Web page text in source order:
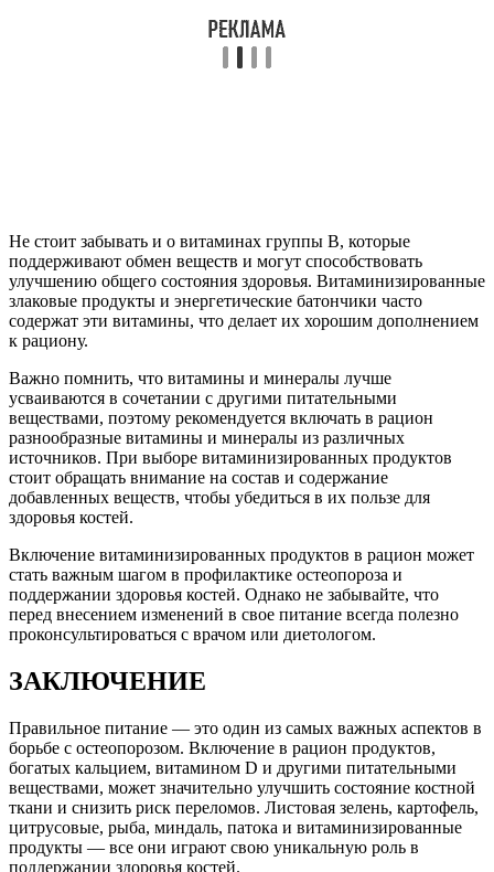
Не стоит забывать и о витаминах группы B, которые
поддерживают обмен веществ и могут способствовать
улучшению общего состояния здоровья. Витаминизированные
злаковые продукты и энергетические батончики часто
содержат эти витамины, что делает их хорошим дополнением
к рациону.
Важно помнить, что витамины и минералы лучше
усваиваются в сочетании с другими питательными
веществами, поэтому рекомендуется включать в рацион
разнообразные витамины и минералы из различных
источников. При выборе витаминизированных продуктов
стоит обращать внимание на состав и содержание
добавленных веществ, чтобы убедиться в их пользе для
здоровья костей.
Включение витаминизированных продуктов в рацион может
стать важным шагом в профилактике остеопороза и
поддержании здоровья костей. Однако не забывайте, что
перед внесением изменений в свое питание всегда полезно
проконсультироваться с врачом или диетологом.
ЗАКЛЮЧЕНИЕ
Правильное питание — это один из самых важных аспектов в
борьбе с остеопорозом. Включение в рацион продуктов,
богатых кальцием, витамином D и другими питательными
веществами, может значительно улучшить состояние костной
ткани и снизить риск переломов. Листовая зелень, картофель,
цитрусовые, рыба, миндаль, патока и витаминизированные
продукты — все они играют свою уникальную роль в
поддержании здоровья костей.